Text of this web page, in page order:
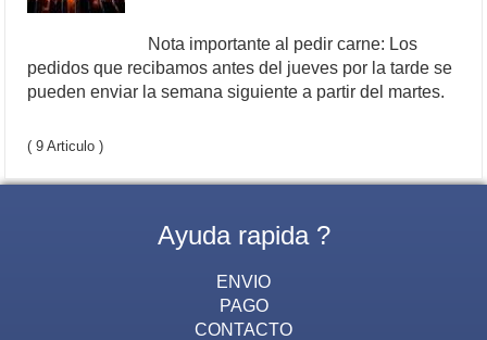
Nota importante al pedir carne: Los
pedidos que recibamos antes del jueves por la tarde se
pueden enviar la semana siguiente a partir del martes.
( 9 Articulo )
Ayuda rapida ?
ENVIO
PAGO
CONTACTO